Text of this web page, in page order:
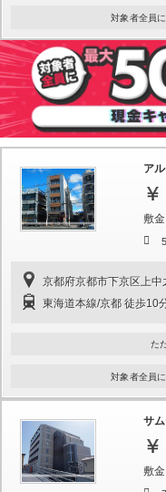
対象者全員に
ア
敷金
京都府京都市下京区上中
東海道本線/京都 徒歩10
た
対象者全員に
サ
敷金